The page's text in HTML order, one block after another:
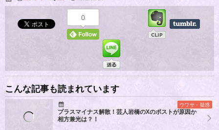
0
こんな記事も読まれています
ウワサ・疑惑
プラスマイナス解散！芸人岩橋のXのポストが原因か
相方兼光は？！